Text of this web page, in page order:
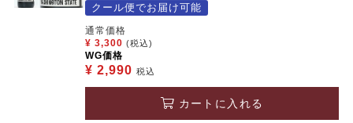
クール便でお届け可能
通常価格
¥ 3,300 (税込)
WG価格
¥ 2,990 税込
カートに入れる